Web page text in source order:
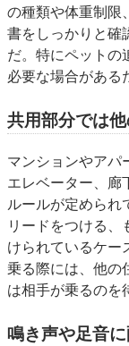
の種類や体重制限
書をしっかりと確
だ。特にペットの
必要な場合がある
共用部分では
マンションやアパ
エレベーター、廊
ルールが定められ
リードをつける
けられているケー
乗る際には、他の
は相手が乗るのを
鳴き声や足音